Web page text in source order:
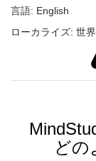
言語: English
ローカライズ: 世界
どの